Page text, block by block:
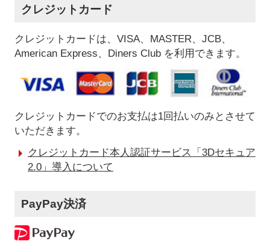
クレジットカード
クレジットカードは、VISA、MASTER、JCB、
American Express、Diners Club を利用できます。
クレジットカードでのお支払は1回払いのみとさせて
いただきます。
クレジットカード本人認証サービス「3Dセキュア
2.0」導入について
PayPay決済